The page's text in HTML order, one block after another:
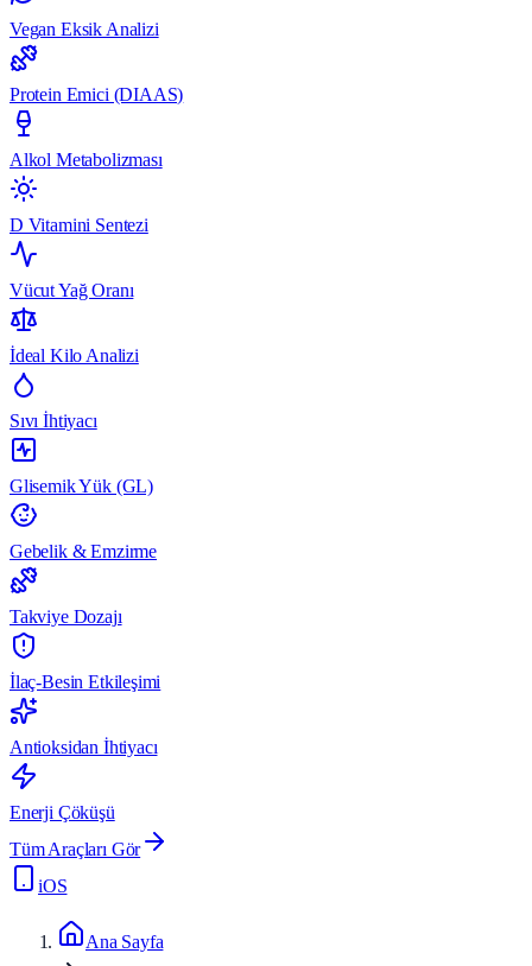
Vegan Eksik Analizi
Protein Emici (DIAAS)
Alkol Metabolizması
D Vitamini Sentezi
Vücut Yağ Oranı
İdeal Kilo Analizi
Sıvı İhtiyacı
Glisemik Yük (GL)
Gebelik & Emzirme
Takviye Dozajı
İlaç-Besin Etkileşimi
Antioksidan İhtiyacı
Enerji Çöküşü
Tüm Araçları Gör
iOS
Ana Sayfa